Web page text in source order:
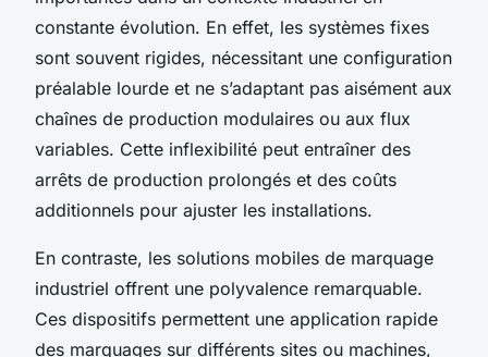
constante évolution. En effet, les systèmes fixes
sont souvent rigides, nécessitant une configuration
préalable lourde et ne s’adaptant pas aisément aux
chaînes de production modulaires ou aux flux
variables. Cette inflexibilité peut entraîner des
arrêts de production prolongés et des coûts
additionnels pour ajuster les installations.
En contraste, les solutions mobiles de marquage
industriel offrent une polyvalence remarquable.
Ces dispositifs permettent une application rapide
des marquages sur différents sites ou machines,